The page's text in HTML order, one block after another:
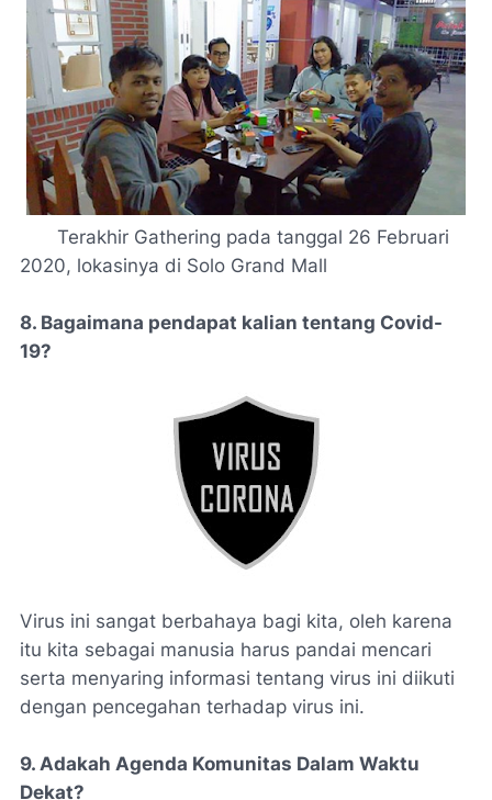
Terakhir Gathering pada tanggal 26 Februari
2020, lokasinya di Solo Grand Mall
8. Bagaimana pendapat kalian tentang Covid-
19?
Virus ini sangat berbahaya bagi kita, oleh karena
itu kita sebagai manusia harus pandai mencari
serta menyaring informasi tentang virus ini diikuti
dengan pencegahan terhadap virus ini.
9. Adakah Agenda Komunitas Dalam Waktu
Dekat?